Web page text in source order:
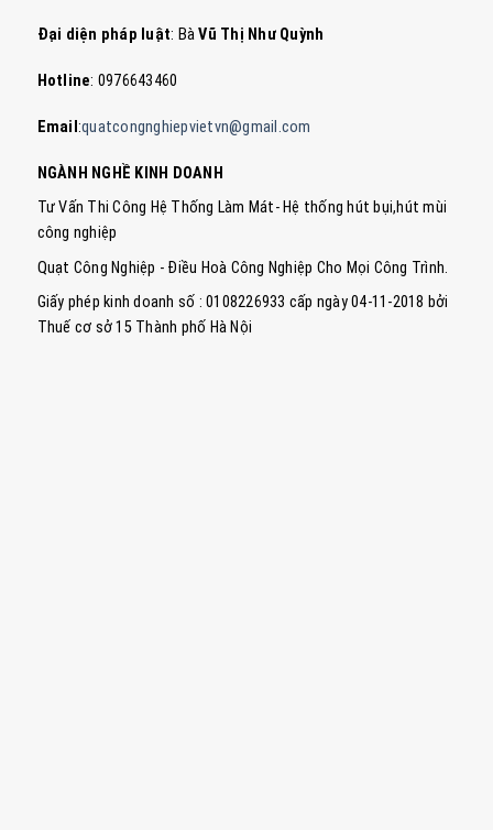
Đại diện pháp luật: BàVũ Thị Như Quỳnh
Hotline: 0976643460
Email :quatcongnghiepvietvn@gmail.com
NGÀNH NGHỀ KINH DOANH
Tư Vấn Thi Công Hệ Thống Làm Mát- Hệ thống hút bụi,hút mùi
công nghiệp
Quạt Công Nghiệp - Điều Hoà Công Nghiệp Cho Mọi Công Trình.
Giấy phép kinh doanh số : 0108226933 cấp ngày 04-11-2018 bởi
Thuế cơ sở 15 Thành phố Hà Nội